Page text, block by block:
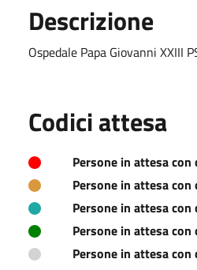
Descrizione
Ospedale Papa Giovanni XXIII
Codici attesa
Persone in attesa con
Persone in attesa con
Persone in attesa con
Persone in attesa con
Persone in attesa con